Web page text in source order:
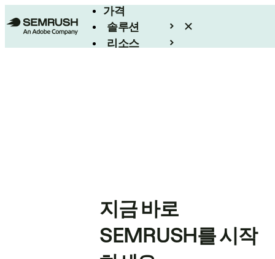
가격
솔루션
리소스
지금 바로
SEMRUSH를 시작